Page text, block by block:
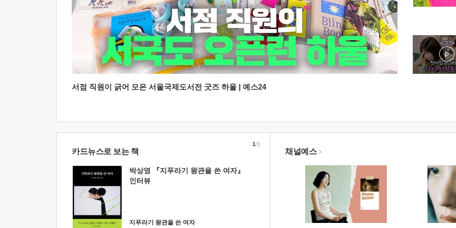
서점 직원이 긁어 모은 서울국제도서전 굿즈 하울 | 예스24
카드뉴스로 보는 책
박상영 『지푸라기 왕관을 쓴 여자』
인터뷰
지푸라기 왕관을 쓴 여자
1/3
채널예스